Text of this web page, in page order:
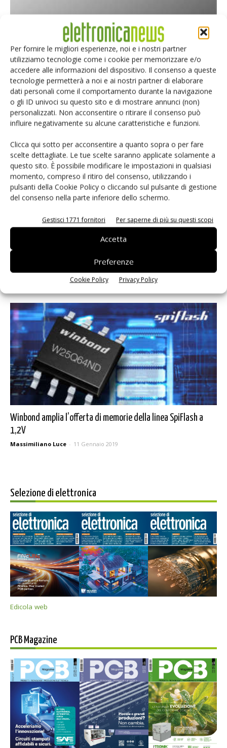
Per fornire le migliori esperienze, noi e i nostri partner
utilizziamo tecnologie come i cookie per memorizzare e/o
accedere alle informazioni del dispositivo. Il consenso a queste
tecnologie permetterà a noi e ai nostri partner di elaborare
dati personali come il comportamento durante la navigazione
o gli ID univoci su questo sito e di mostrare annunci (non)
personalizzati. Non acconsentire o ritirare il consenso può
influire negativamente su alcune caratteristiche e funzioni.
Clicca qui sotto per acconsentire a quanto sopra o per fare
scelte dettagliate. Le tue scelte saranno applicate solamente a
questo sito. È possibile modificare le impostazioni in qualsiasi
momento, compreso il ritiro del consenso, utilizzando i
pulsanti della Cookie Policy o cliccando sul pulsante di gestione
del consenso nella parte inferiore dello schermo.
Gestisci 1771 fornitori Per saperne di più su questi scopi
Accetta
Preferenze
Cookie Policy Privacy Policy
Collaboration Winbond-Ambiq
26 Maggio 2021
Le flash sicure di Winbond proteggono i dati dei dispositivi
IoT...
- 29 Gennaio 2019
Winbond amplia l’offerta di memorie della linea SpiFlash a
1,2V
Massimiliano Luce - 11 Gennaio 2019
Selezione di elettronica
Edicola web
PCB Magazine